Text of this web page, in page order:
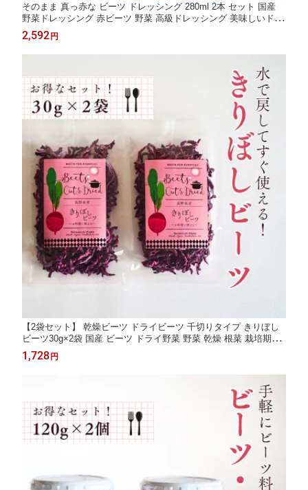
そのまま 真っ赤な ビーツ ドレッシング 280ml 2本 セット 国産
野菜ドレッシング 赤ビーツ 野菜 高級ドレッシング 美味しいドレ
ッシング 旨い 美味しい フレンチ 赤 サラダ フレンチドレッシン
グ beets beetroot ビートルート ご当地 長野県産 健康 栽培期間中
農薬不使用
2,592円
【2袋セット】 乾燥ビーツ ドライビーツ 千切りタイプ きりぼし
ビーツ30g×2袋 国産 ビーツ ドライ野菜 野菜 乾燥 根菜 栽培期間
中 農薬不使用 乾燥野菜 美容食 スーパーフード 葉酸 カリウム ポ
リフェノール beet ビートルート 健康 干し野菜 保存食 ※メール
1,728円